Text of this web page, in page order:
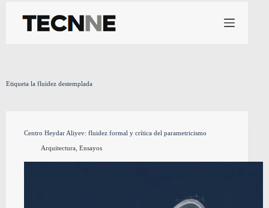
contenido
Etiqueta la fluidez destemplada
Centro Heydar Aliyev: fluidez formal y crítica del parametricismo
Arquitectura, Ensayos